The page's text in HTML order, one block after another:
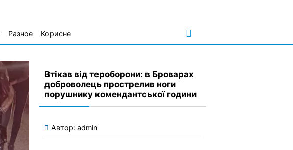
Разное Корисне
Втікав від тероборони: в Броварах
доброволець прострелив ноги
порушнику комендантської години
Автор: admin